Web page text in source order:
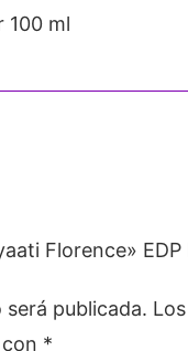
100 ml
Florence» EDP
publicada. Los
*